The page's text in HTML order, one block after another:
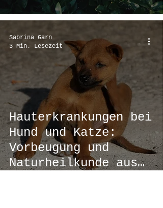
Behandlung
Hauterkrankungen bei
Hund und Katze:
Vorbeugung und
Naturheilkunde aus
Sabrina Garn
3 Min. Lesezeit